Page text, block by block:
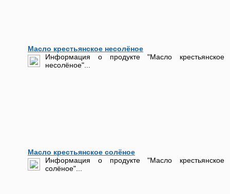
Масло крестьянское несолёное
Информация о продукте "Масло крестьянское
несолёное"...
Масло крестьянское солёное
Информация о продукте "Масло крестьянское
солёное"...